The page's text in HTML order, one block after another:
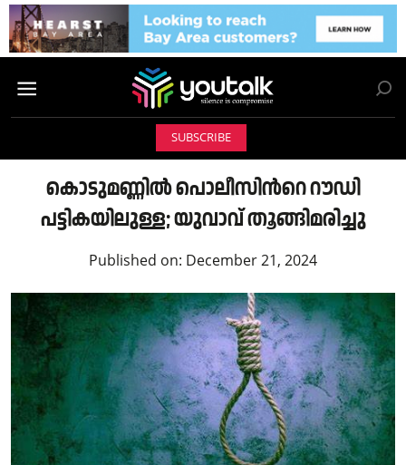
SUBSCRIBE
കൊടുമണ്ണിൽ പൊലീസിന്‍റെ റൗഡി
പട്ടികയിലുള്ള; യുവാവ് തൂങ്ങിമരിച്ചു
Published on: December 21, 2024